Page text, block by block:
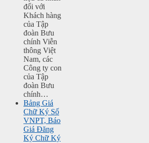
đối với
Khách hàng
của Tập
đoàn Bưu
chính Viễn
thông Việt
Nam, các
Công ty con
của Tập
đoàn Bưu
chính…
Bảng Giá
Chữ Ký Số
VNPT, Báo
Giá Đăng
Ký Chữ Ký